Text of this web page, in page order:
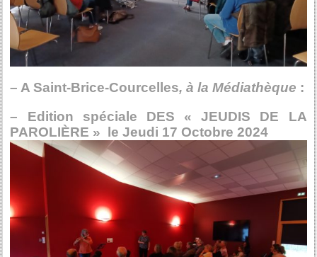
– A Saint-Brice-Courcelles,à la Médiathèque :
– Edition spéciale DES « JEUDIS DE LA
PAROLIÈRE » le Jeudi 17 Octobre 2024